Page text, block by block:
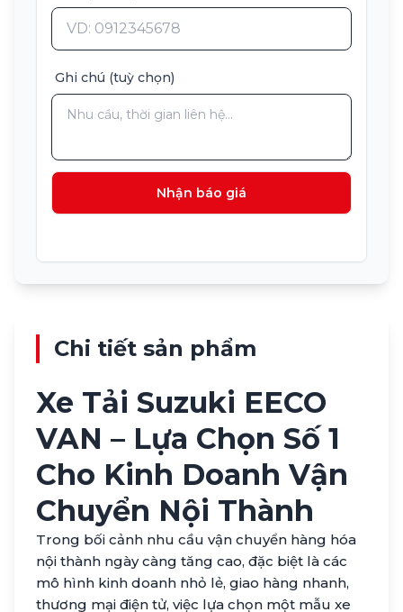
Ghi chú (tuỳ chọn)
Nhận báo giá
Chi tiết sản phẩm
Xe Tải Suzuki EECO
VAN – Lựa Chọn Số 1
Cho Kinh Doanh Vận
Chuyển Nội Thành
Trong bối cảnh nhu cầu vận chuyển hàng hóa
nội thành ngày càng tăng cao, đặc biệt là các
mô hình kinh doanh nhỏ lẻ, giao hàng nhanh,
thương mại điện tử, việc lựa chọn một mẫu xe